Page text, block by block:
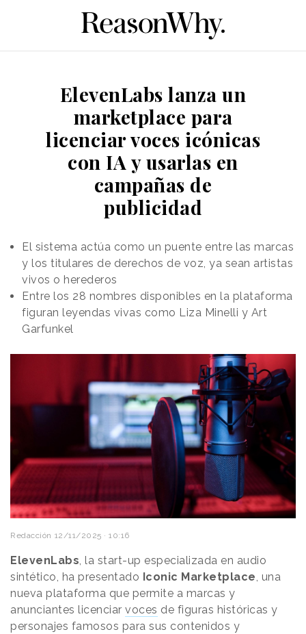
ElevenLabs lanza un
marketplace para
licenciar voces icónicas
con IA y usarlas en
campañas de
publicidad
El sistema actúa como un puente entre las marcas
y los titulares de derechos de voz, ya sean artistas
vivos o herederos
Entre los 28 nombres disponibles en la plataforma
figuran leyendas vivas como Liza Minelli y Art
Garfunkel
Redacción 12/11/2025 · 10:16
ElevenLabs, la start-up especializada en audio
sintético, ha presentado Iconic Marketplace, una
nueva plataforma que permite a marcas y
anunciantes licenciar voces de figuras históricas y
personajes famosos para sus contenidos y